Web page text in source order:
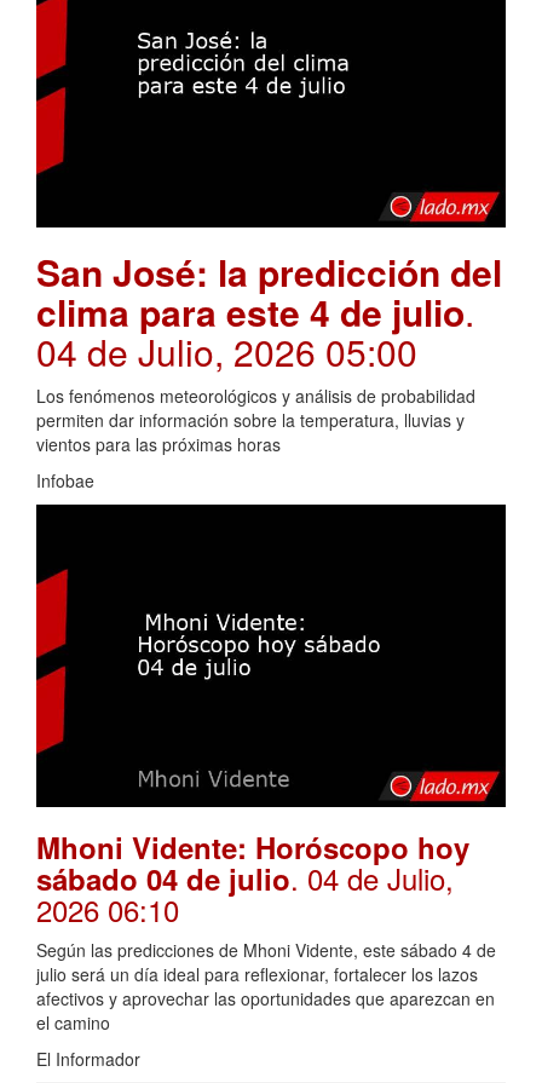
San José: la predicción del
clima para este 4 de julio.
04 de Julio, 2026 05:00
Los fenómenos meteorológicos y análisis de probabilidad
permiten dar información sobre la temperatura, lluvias y
vientos para las próximas horas
Infobae
Mhoni Vidente: Horóscopo hoy
sábado 04 de julio. 04 de Julio,
2026 06:10
Según las predicciones de Mhoni Vidente, este sábado 4 de
julio será un día ideal para reflexionar, fortalecer los lazos
afectivos y aprovechar las oportunidades que aparezcan en
el camino
El Informador